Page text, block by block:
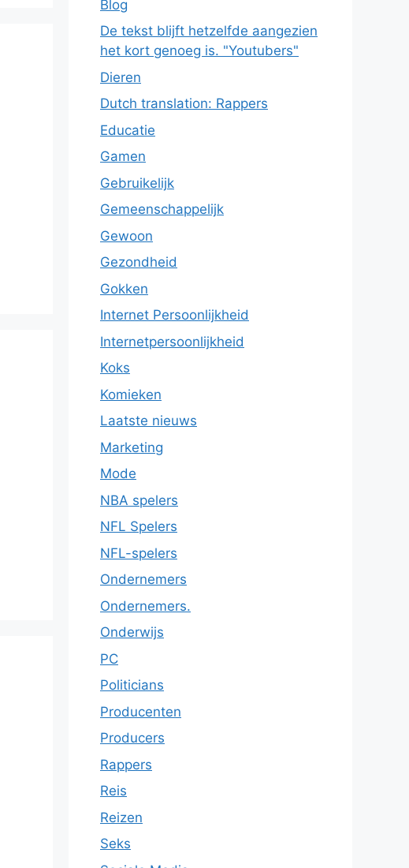
Blog
De tekst blijft hetzelfde aangezien
het kort genoeg is. "Youtubers"
Dieren
Dutch translation: Rappers
Educatie
Gamen
Gebruikelijk
Gemeenschappelijk
Gewoon
Gezondheid
Gokken
Internet Persoonlijkheid
Internetpersoonlijkheid
Koks
Komieken
Laatste nieuws
Marketing
Mode
NBA spelers
NFL Spelers
NFL-spelers
Ondernemers
Ondernemers.
Onderwijs
PC
Politicians
Producenten
Producers
Rappers
Reis
Reizen
Seks